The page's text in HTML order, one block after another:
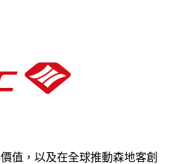
值，以及在全球推動森地客創